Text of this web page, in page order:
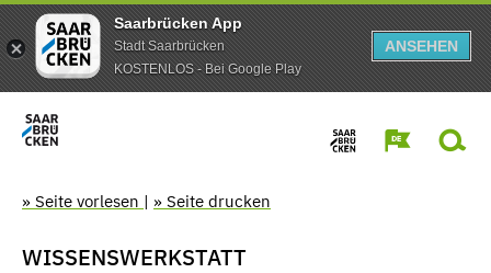
Saarbrücken App
Stadt Saarbrücken
KOSTENLOS - Bei Google Play
ANSEHEN
» Seite vorlesen | » Seite drucken
WISSENSWERKSTATT